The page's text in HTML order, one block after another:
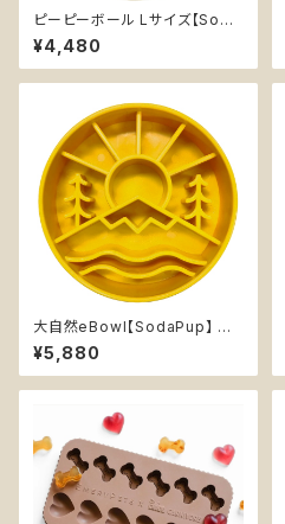
ピーピーボール Lサイズ【Soda
Pup】丈夫 鳴る 埋め込まれた
スクィーカー カミカミ 浮く 持っ
てこい
¥4,480
大自然eBowl【SodaPup】 早
食い防止皿 スローフィーダー
知育 エンリッチメント フードボ
ウル ソダパップ グレートアウトド
¥5,880